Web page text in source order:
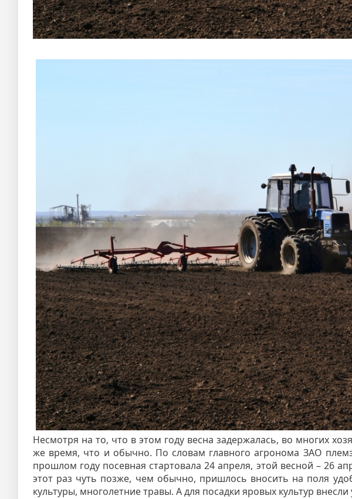
Несмотря на то, что в этом году весна задержалась, во многих
же время, что и обычно. По словам главного агронома ЗАО
прошлом году посевная стартовала 24 апреля, этой весной – 26
этот раз чуть позже, чем обычно, пришлось вносить на поля
культуры, многолетние травы. А для посадки яровых культур